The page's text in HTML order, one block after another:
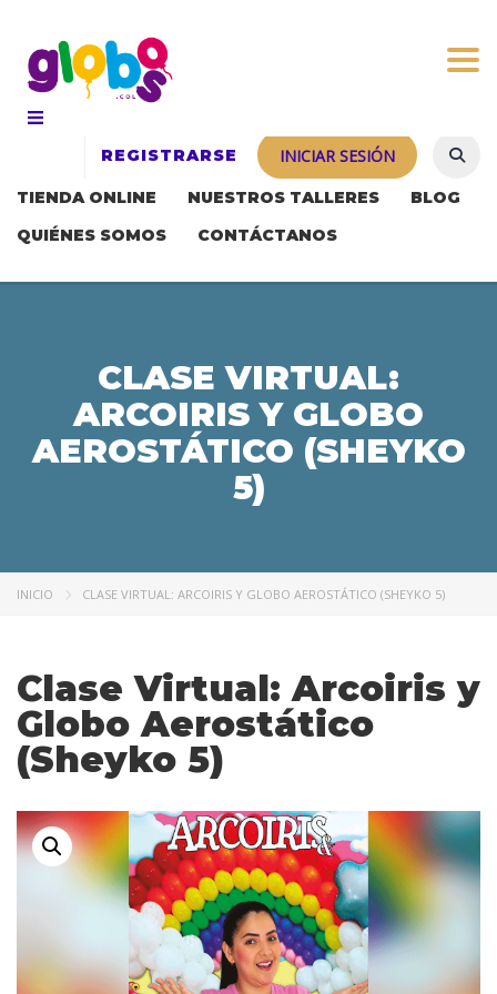
REGISTRARSE INICIAR SESIÓN
TIENDA ONLINE NUESTROS TALLERES
BLOG
QUIÉNES SOMOS
CONTÁCTANOS
CLASE VIRTUAL:
ARCOIRIS Y GLOBO
AEROSTÁTICO (SHEYKO
5)
INICIO CLASE VIRTUAL: ARCOIRIS Y GLOBO AEROSTÁTICO (SHEYKO 5)
Clase Virtual: Arcoiris y
Globo Aerostático
(Sheyko 5)